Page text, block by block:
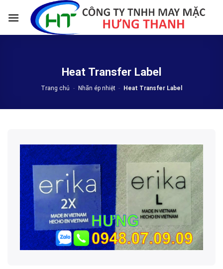
Heat Transfer Label
Trang chủ - Nhãn ép nhiệt - Heat Transfer Label